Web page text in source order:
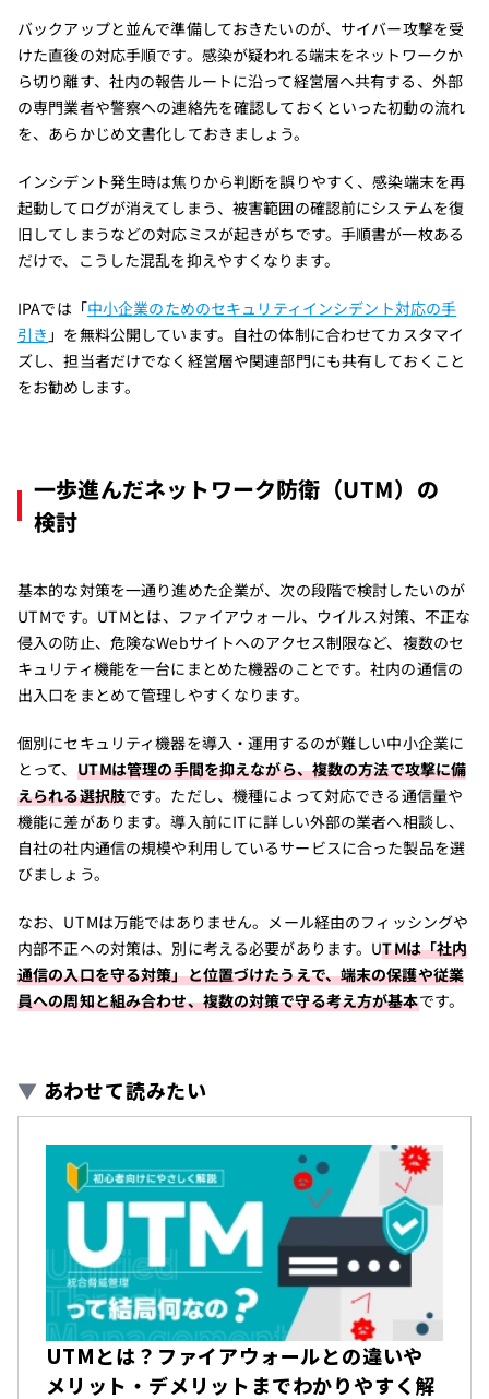
バックアップと並んで準備しておきたいのが、サイバー攻撃を受
けた直後の対応手順です。感染が疑われる端末をネットワークか
ら切り離す、社内の報告ルートに沿って経営層へ共有する、外部
の専門業者や警察への連絡先を確認しておくといった初動の流れ
を、あらかじめ文書化しておきましょう。
インシデント発生時は焦りから判断を誤りやすく、感染端末を再
起動してログが消えてしまう、被害範囲の確認前にシステムを復
旧してしまうなどの対応ミスが起きがちです。手順書が一枚ある
だけで、こうした混乱を抑えやすくなります。
IPAでは「中小企業のためのセキュリティインシデント対応の手
引き 」を無料公開しています。自社の体制に合わせてカスタマイ
ズし、担当者だけでなく経営層や関連部門にも共有しておくこと
をお勧めします。
一歩進んだネットワーク防衛（UTM）の
検討
基本的な対策を一通り進めた企業が、次の段階で検討したいのが
UTMです。UTMとは、ファイアウォール、ウイルス対策、不正な
侵入の防止、危険なWebサイトへのアクセス制限など、複数のセ
キュリティ機能を一台にまとめた機器のことです。社内の通信の
出入口をまとめて管理しやすくなります。
個別にセキュリティ機器を導入・運用するのが難しい中小企業に
とって、 UTMは管理の手間を抑えながら、複数の方法で攻撃に備
えられる選択肢です。ただし、機種によって対応できる通信量や
機能に差があります。導入前にITに詳しい外部の業者へ相談し、
自社の社内通信の規模や利用しているサービスに合った製品を選
びましょう。
なお、UTMは万能ではありません。メール経由のフィッシングや
内部不正への対策は、別に考える必要があります。UTMは「社内
通信の入口を守る対策」と位置づけたうえで、端末の保護や従業
員への周知と組み合わせ、複数の対策で守る考え方が基本です。
▼ あわせて読みたい
UTMとは？ファイアウォールとの違いや
メリット・デメリットまでわかりやすく解